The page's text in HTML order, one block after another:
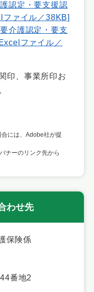
認定・要支援認
ァイル／38KB]
介護認定・要支
ファイル／
印、事業所印お
には、Adobe社が提
ナーのリンク先から
わせ先
保険係
番地2